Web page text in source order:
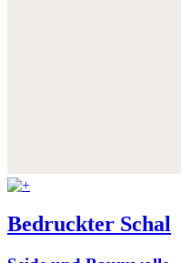
Bedruckter Schal